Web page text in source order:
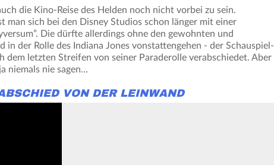
die Kino-Reise des Helden noch nicht vorbei zu sein.
man sich bei den Disney Studios schon länger mit einer
Die dürfte allerdings ohne den gewohnten und
in der Rolle des Indiana Jones vonstattengehen - der Schauspiel-
dem letzten Streifen von seiner Paraderolle verabschiedet. Aber
niemals nie sagen…
VON DER LEINWAND